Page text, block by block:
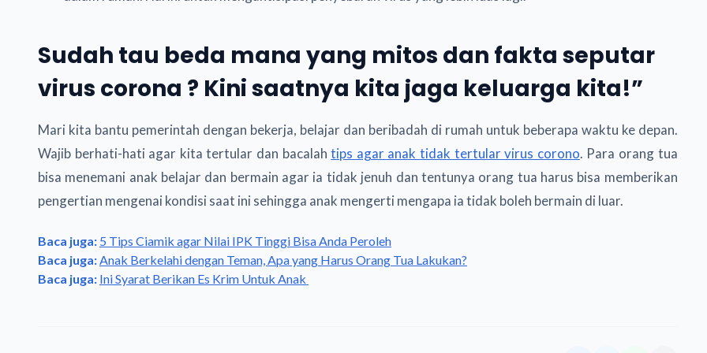
Sudah tau beda mana yang mitos dan fakta seputar
virus corona ? Kini saatnya kita jaga keluarga kita!”
Mari kita bantu pemerintah dengan bekerja, belajar dan beribadah di rumah untuk beberapa waktu ke depan.
Wajib berhati-hati agar kita tertular dan bacalahtips agar anak tidak tertular virus corono. Para orang tua
bisa menemani anak belajar dan bermain agar ia tidak jenuh dan tentunya orang tua harus bisa memberikan
pengertian mengenai kondisi saat ini sehingga anak mengerti mengapa ia tidak boleh bermain di luar.
Baca juga: 5 Tips Ciamik agar Nilai IPK Tinggi Bisa Anda Peroleh
Baca juga:Anak Berkelahi dengan Teman, Apa yang Harus Orang Tua Lakukan?
Baca juga: Ini Syarat Berikan Es Krim Untuk Anak